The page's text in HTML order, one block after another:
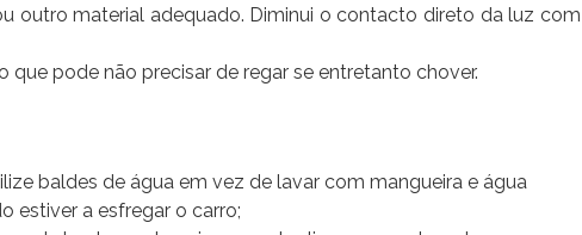
outro material adequado. Diminui o contacto direto da luz com
pode não precisar de regar se entretanto chover.
baldes de água em vez de lavar com mangueira e água
estiver a esfregar o carro;